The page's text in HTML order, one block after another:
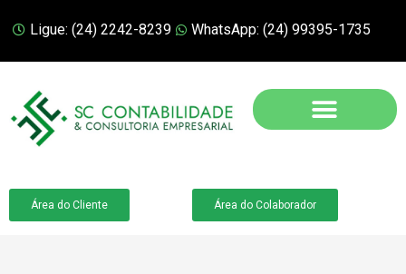
Ligue: (24) 2242-8239 WhatsApp: (24) 99395-1735
Área do Cliente Área do Colaborador